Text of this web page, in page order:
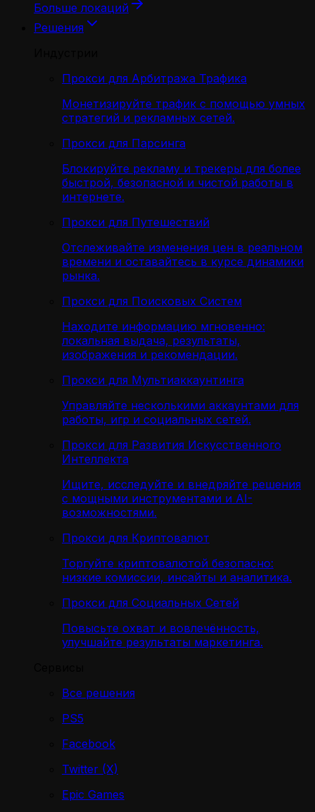
Больше локаций
Решения
Прокси для Арбитража Трафика
Монетизируйте трафик с помощью умных
стратегий и рекламных сетей.
Прокси для Парсинга
Блокируйте рекламу и трекеры для более
быстрой, безопасной и чистой работы в
интернете.
Прокси для Путешествий
Отслеживайте изменения цен в реальном
времени и оставайтесь в курсе динамики
рынка.
Прокси для Поисковых Систем
Находите информацию мгновенно:
локальная выдача, результаты,
изображения и рекомендации.
Прокси для Мультиаккаунтинга
Управляйте несколькими аккаунтами для
работы, игр и социальных сетей.
Прокси для Развития Искусственного
Интеллекта
Ищите, исследуйте и внедряйте решения
с мощными инструментами и AI-
возможностями.
Прокси для Криптовалют
Торгуйте криптовалютой безопасно:
низкие комиссии, инсайты и аналитика.
Прокси для Социальных Сетей
Повысьте охват и вовлечённость,
улучшайте результаты маркетинга.
Все решения
PS5
Facebook
Twitter (X)
Epic Games